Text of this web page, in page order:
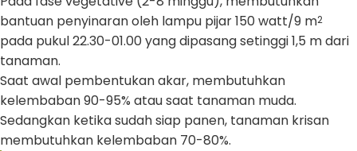
bantuan penyinaran oleh lampu pijar 150 watt/9 m2
pada pukul 22.30-01.00 yang dipasang setinggi 1,5 m dari
tanaman.
Saat awal pembentukan akar, membutuhkan
kelembaban 90-95% atau saat tanaman muda.
Sedangkan ketika sudah siap panen, tanaman krisan
membutuhkan kelembaban 70-80%.